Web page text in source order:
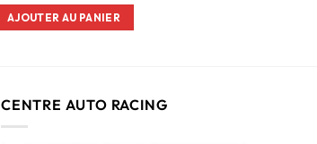
AJOUTER AU PANIER
CENTRE AUTO RACING